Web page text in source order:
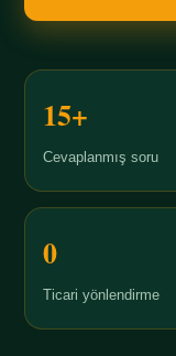
15+
Cevaplanmış soru
0
Ticari yönlendirme